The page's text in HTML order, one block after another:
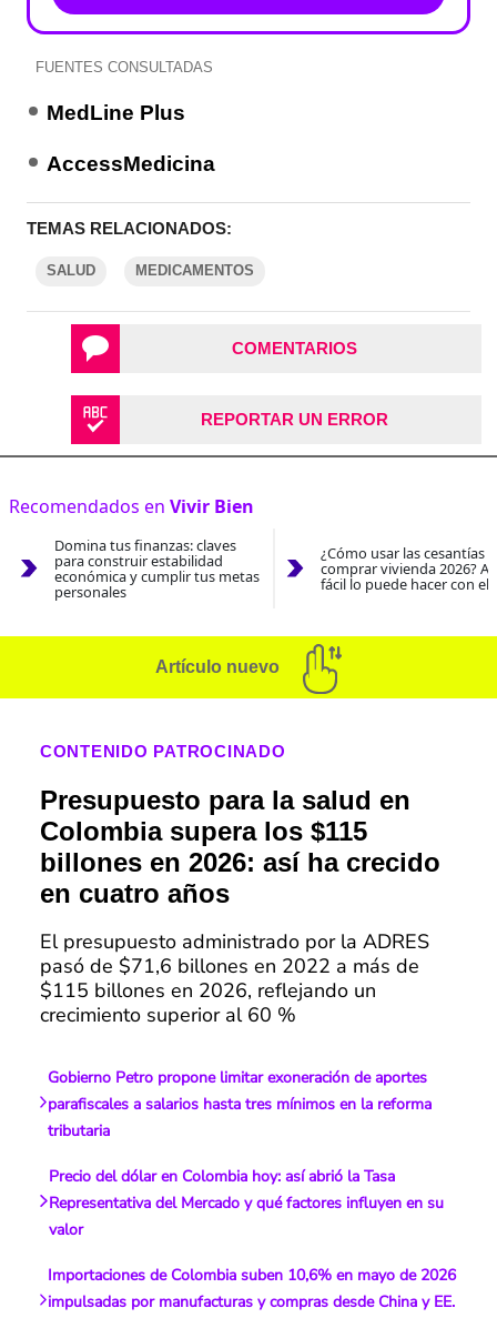
FUENTES CONSULTADAS
MedLine Plus
AccessMedicina
TEMAS RELACIONADOS:
SALUD MEDICAMENTOS
COMENTARIOS
REPORTAR UN ERROR
Recomendados en Vivir Bien
Domina tus finanzas: claves
para construir estabilidad
económica y cumplir tus metas
personales
¿Cómo usar las cesantías
comprar vivienda 2026?
fácil lo puede hacer con el
Artículo nuevo
CONTENIDO PATROCINADO
Presupuesto para la salud en
Colombia supera los $115
billones en 2026: así ha crecido
en cuatro años
El presupuesto administrado por la ADRES
pasó de $71,6 billones en 2022 a más de
$115 billones en 2026, reflejando un
crecimiento superior al 60 %
Gobierno Petro propone limitar exoneración de aportes
parafiscales a salarios hasta tres mínimos en la reforma
tributaria
Precio del dólar en Colombia hoy: así abrió la Tasa
Representativa del Mercado y qué factores influyen en su
valor
Importaciones de Colombia suben 10,6% en mayo de 2026
impulsadas por manufacturas y compras desde China y EE.